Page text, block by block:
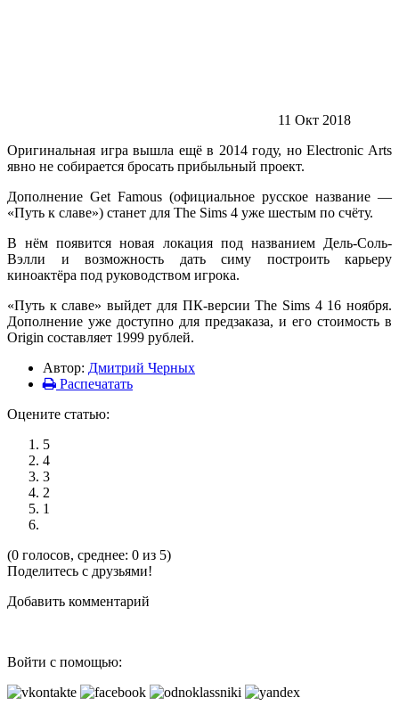
11 Окт 2018
Оригинальная игра вышла ещё в 2014 году, но Electronic Arts
явно не собирается бросать прибыльный проект.
Дополнение Get Famous (официальное русское название —
«Путь к славе») станет для The Sims 4 уже шестым по счёту.
В нём появится новая локация под названием Дель-Соль-
Вэлли и возможность дать симу построить карьеру
киноактёра под руководством игрока.
«Путь к славе» выйдет для ПК-версии The Sims 4 16 ноября.
Дополнение уже доступно для предзаказа, и его стоимость в
Origin составляет 1999 рублей.
Автор: Дмитрий Черных
Распечатать
Оцените статью:
5
4
3
2
1
(0 голосов, среднее: 0 из 5)
Поделитесь с друзьями!
Добавить комментарий
Войти с помощью: